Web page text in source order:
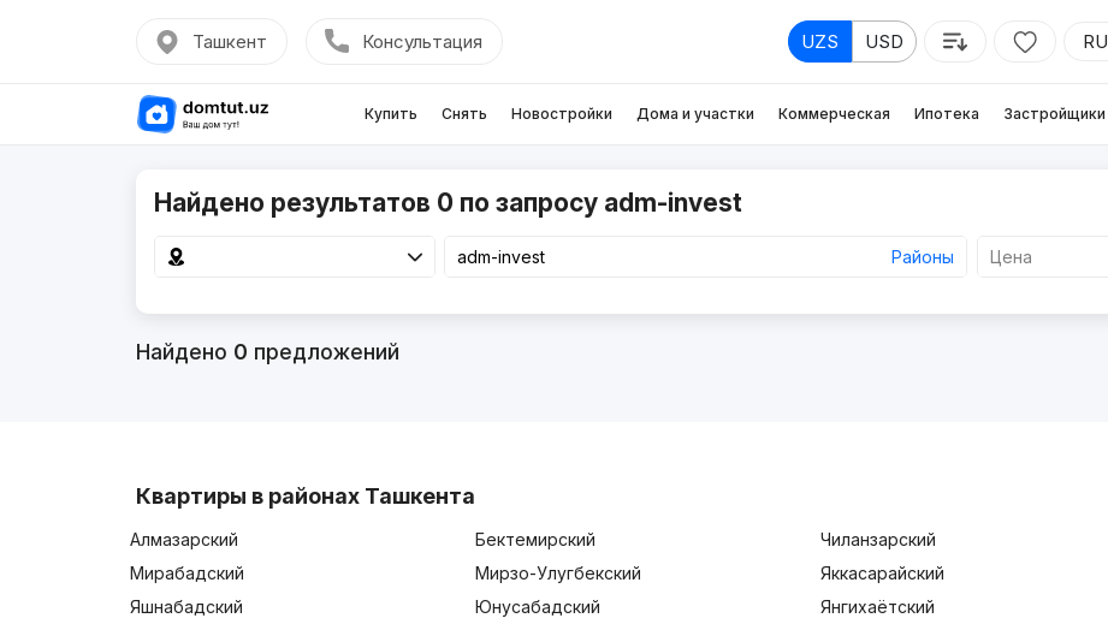
Ташкент Консультация UZS USD RU
Купить Снять Новостройки Дома и участки Коммерческая Ипотека Застройщики
Найдено результатов 0 по запросу adm-invest
Районы Цена
Найдено 0 предложений
Квартиры в районах Ташкента
Алмазарский Бектемирский
Чиланзарский
Мирабадский
Мирзо-Улугбекский
Яккасарайский
Яшнабадский
Юнусабадский
Янгихаётский